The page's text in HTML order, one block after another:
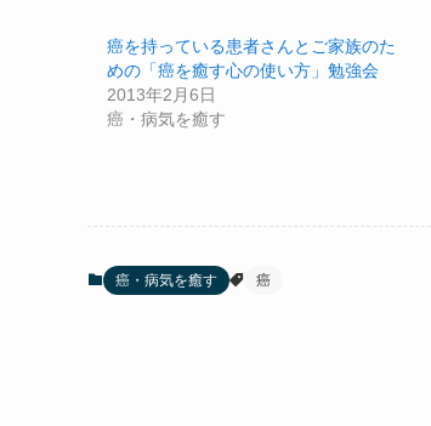
癌を持っている患者さんとご家族のた
めの「癌を癒す心の使い方」勉強会
2013年2月6日
癌・病気を癒す
癌・病気を癒す 癌